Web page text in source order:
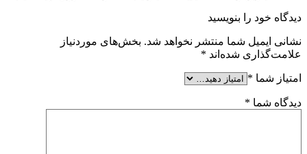
دیدگاه خود را بنویسید
نشانی ایمیل شما منتشر نخواهد شد. بخش‌های موردنیاز
علامت‌گذاری شده‌اند *
امتیاز شما *
دیدگاه شما *